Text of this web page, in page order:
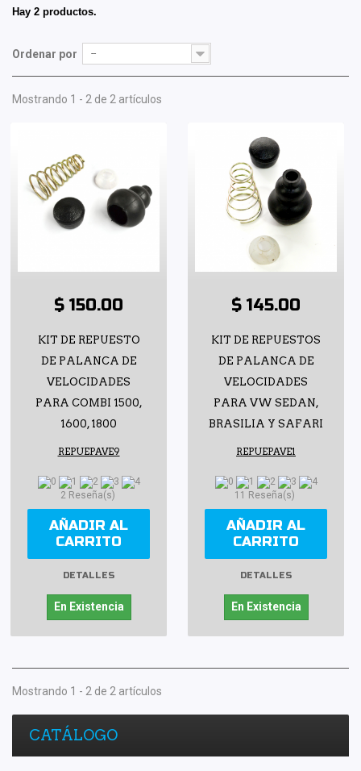
Hay 2 productos.
Ordenar por --
Mostrando 1 - 2 de 2 artículos
$ 150.00
KIT DE REPUESTO
DE PALANCA DE
VELOCIDADES
PARA COMBI 1500,
1600, 1800
REPUEPAVE9
2 Reseña(s)
AÑADIR AL
CARRITO
DETALLES
En Existencia
$ 145.00
KIT DE REPUESTOS
DE PALANCA DE
VELOCIDADES
PARA VW SEDAN,
BRASILIA Y SAFARI
REPUEPAVE1
11 Reseña(s)
AÑADIR AL
CARRITO
DETALLES
En Existencia
Mostrando 1 - 2 de 2 artículos
CATÁLOGO